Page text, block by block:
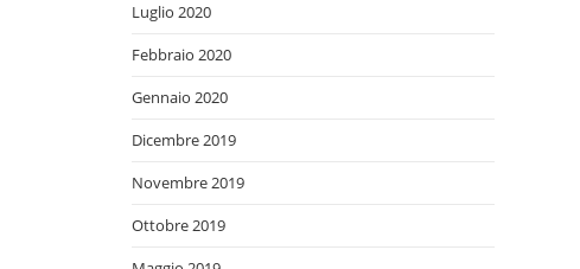
Luglio 2020
Febbraio 2020
Gennaio 2020
Dicembre 2019
Novembre 2019
Ottobre 2019